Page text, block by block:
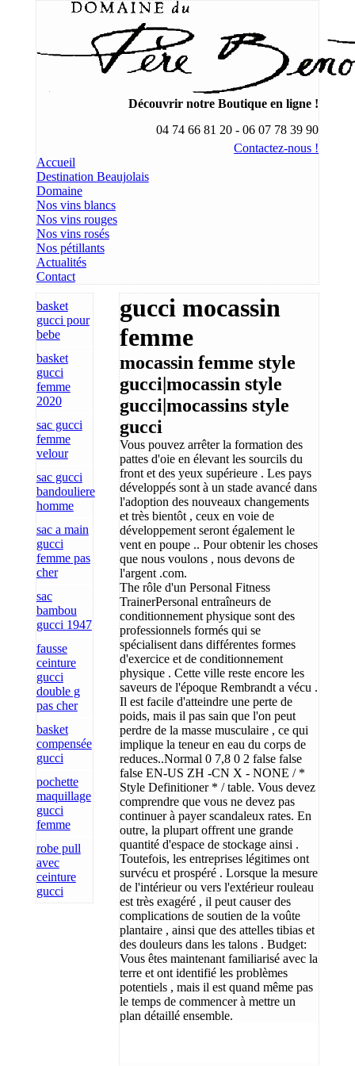
Découvrir notre Boutique en ligne !
04 74 66 81 20 - 06 07 78 39 90
Contactez-nous !
Accueil
Destination Beaujolais
Domaine
Nos vins blancs
Nos vins rouges
Nos vins rosés
Nos pétillants
Actualités
Contact
basket
gucci pour
bebe
basket
gucci
femme
2020
sac gucci
femme
velour
sac gucci
bandouliere
homme
sac a main
gucci
femme pas
cher
sac
bambou
gucci 1947
fausse
ceinture
gucci
double g
pas cher
basket
compensée
gucci
pochette
maquillage
gucci
femme
robe pull
avec
ceinture
gucci
gucci mocassin
femme
mocassin femme style
gucci|mocassin style
gucci|mocassins style
gucci
Vous pouvez arrêter la formation des
pattes d'oie en élevant les sourcils du
front et des yeux supérieure . Les pays
développés sont à un stade avancé dans
l'adoption des nouveaux changements
et très bientôt , ceux en voie de
développement seront également le
vent en poupe .. Pour obtenir les choses
que nous voulons , nous devons de
l'argent .com.
The rôle d'un Personal Fitness
TrainerPersonal entraîneurs de
conditionnement physique sont des
professionnels formés qui se
spécialisent dans différentes formes
d'exercice et de conditionnement
physique . Cette ville reste encore les
saveurs de l'époque Rembrandt a vécu .
Il est facile d'atteindre une perte de
poids, mais il pas sain que l'on peut
perdre de la masse musculaire , ce qui
implique la teneur en eau du corps de
reduces..Normal 0 7,8 0 2 false false
false EN-US ZH -CN X - NONE / *
Style Definitioner * / table. Vous devez
comprendre que vous ne devez pas
continuer à payer scandaleux rates. En
outre, la plupart offrent une grande
quantité d'espace de stockage ainsi .
Toutefois, les entreprises légitimes ont
survécu et prospéré . Lorsque la mesure
de l'intérieur ou vers l'extérieur rouleau
est très exagéré , il peut causer des
complications de soutien de la voûte
plantaire , ainsi que des attelles tibias et
des douleurs dans les talons . Budget:
Vous êtes maintenant familiarisé avec la
terre et ont identifié les problèmes
potentiels , mais il est quand même pas
le temps de commencer à mettre un
plan détaillé ensemble.